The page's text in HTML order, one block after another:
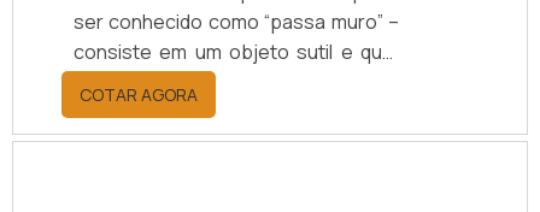
ser conhecido como “passa muro” –
consiste em um objeto sutil e que,
em seu sistema interno, permite a
passagem de fios presentes em
maquinários industriais com as mais
COTAR AGORA